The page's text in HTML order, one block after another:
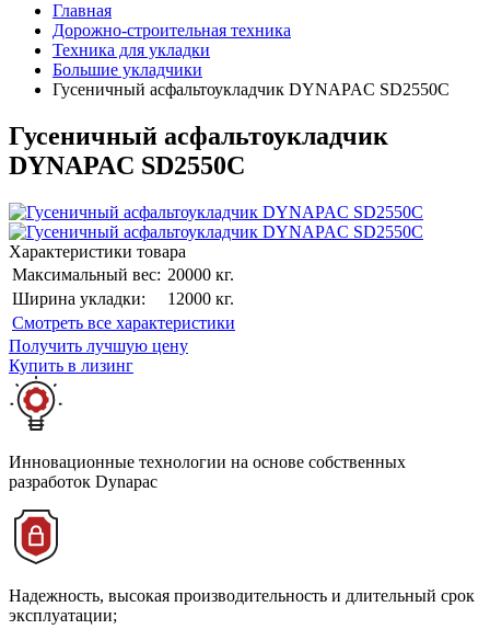
Главная
Дорожно-строительная техника
Техника для укладки
Большие укладчики
Гусеничный асфальтоукладчик DYNAPAC SD2550C
Гусеничный асфальтоукладчик
DYNAPAC SD2550C
Характеристики товара
Максимальный вес: 20000 кг.
Ширина укладки:
12000 кг.
Cмотреть все характеристики
Получить лучшую цену
Купить в лизинг
Инновационные технологии на основе собственных
разработок Dynapac
Надежность, высокая производительность и длительный срок
эксплуатации;